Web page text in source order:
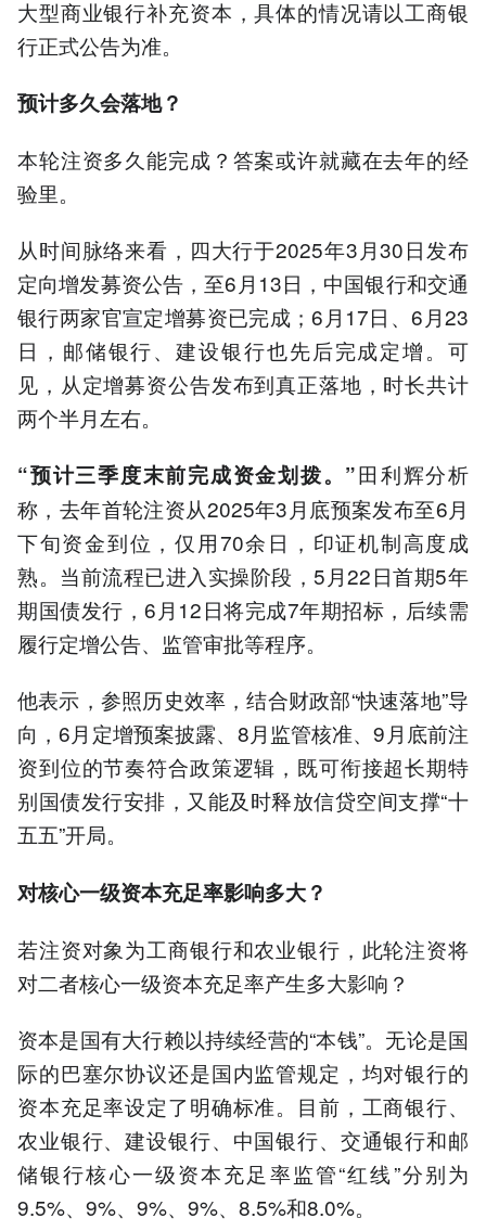
大型商业银行补充资本，具体的情况请以工商银
行正式公告为准。
预计多久会落地？
本轮注资多久能完成？答案或许就藏在去年的经
验里。
从时间脉络来看，四大行于2025年3月30日发布
定向增发募资公告，至6月13日，中国银行和交通
银行两家官宣定增募资已完成；6月17日、6月23
日，邮储银行、建设银行也先后完成定增。可
见，从定增募资公告发布到真正落地，时长共计
两个半月左右。
“预计三季度末前完成资金划拨。”田利辉分析
称，去年首轮注资从2025年3月底预案发布至6月
下旬资金到位，仅用70余日，印证机制高度成
熟。当前流程已进入实操阶段，5月22日首期5年
期国债发行，6月12日将完成7年期招标，后续需
履行定增公告、监管审批等程序。
他表示，参照历史效率，结合财政部“快速落地”导
向，6月定增预案披露、8月监管核准、9月底前注
资到位的节奏符合政策逻辑，既可衔接超长期特
别国债发行安排，又能及时释放信贷空间支撑“十
五五”开局。
对核心一级资本充足率影响多大？
若注资对象为工商银行和农业银行，此轮注资将
对二者核心一级资本充足率产生多大影响？
资本是国有大行赖以持续经营的“本钱”。无论是国
际的巴塞尔协议还是国内监管规定，均对银行的
资本充足率设定了明确标准。目前，工商银行、
农业银行、建设银行、中国银行、交通银行和邮
储银行核心一级资本充足率监管“红线”分别为
9.5%、9%、9%、9%、8.5%和8.0%。